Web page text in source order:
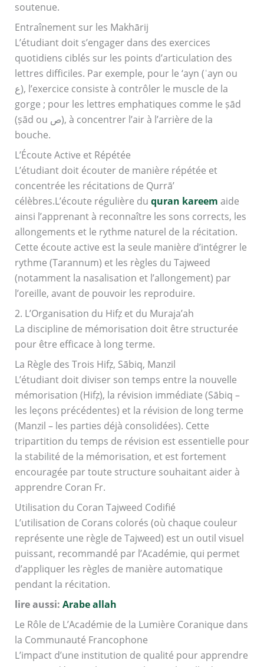
soutenue.
Entraînement sur les Makhārij
L’étudiant doit s’engager dans des exercices
quotidiens ciblés sur les points d’articulation des
lettres difficiles. Par exemple, pour le ‘ayn (ʿayn ou
ع), l’exercice consiste à contrôler le muscle de la
gorge ; pour les lettres emphatiques comme le ṣād
(ṣād ou ص), à concentrer l’air à l’arrière de la
bouche.
L’Écoute Active et Répétée
L’étudiant doit écouter de manière répétée et
concentrée les récitations de Qurrā’
célèbres.L’écoute régulière du quran kareem aide
ainsi l’apprenant à reconnaître les sons corrects, les
allongements et le rythme naturel de la récitation.
Cette écoute active est la seule manière d’intégrer le
rythme (Tarannum) et les règles du Tajweed
(notamment la nasalisation et l’allongement) par
l’oreille, avant de pouvoir les reproduire.
2. L’Organisation du Hifẓ et du Muraja’ah
La discipline de mémorisation doit être structurée
pour être efficace à long terme.
La Règle des Trois Hifẓ, Sābiq, Manzil
L’étudiant doit diviser son temps entre la nouvelle
mémorisation (Hifẓ), la révision immédiate (Sābiq –
les leçons précédentes) et la révision de long terme
(Manzil – les parties déjà consolidées). Cette
tripartition du temps de révision est essentielle pour
la stabilité de la mémorisation, et est fortement
encouragée par toute structure souhaitant aider à
apprendre Coran Fr.
Utilisation du Coran Tajweed Codifié
L’utilisation de Corans colorés (où chaque couleur
représente une règle de Tajweed) est un outil visuel
puissant, recommandé par l’Académie, qui permet
d’appliquer les règles de manière automatique
pendant la récitation.
lire aussi: Arabe allah
Le Rôle de L’Académie de la Lumière Coranique dans
la Communauté Francophone
L’impact d’une institution de qualité pour apprendre